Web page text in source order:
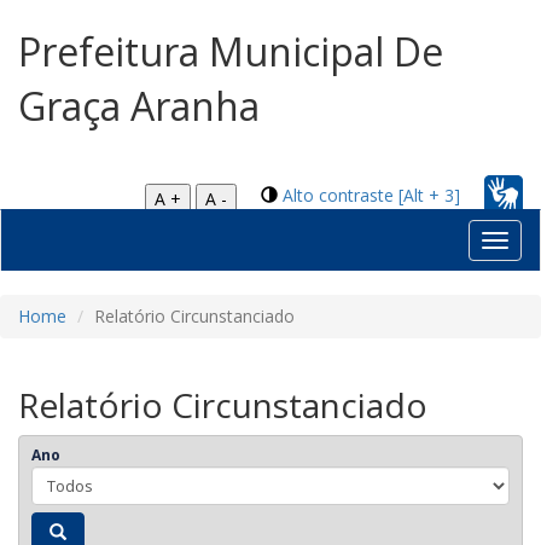
Prefeitura Municipal De
Graça Aranha
Alto contraste [Alt + 3]
A +
A -
Home Relatório Circunstanciado
Relatório Circunstanciado
Ano